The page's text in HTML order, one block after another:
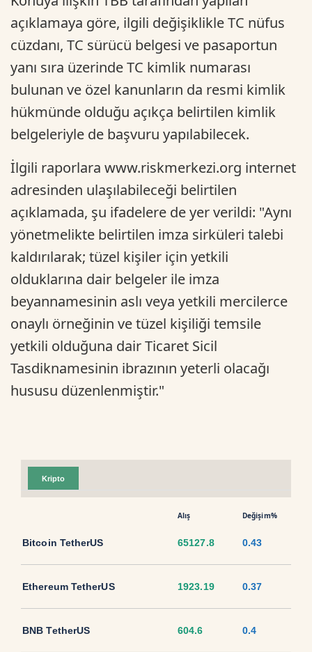
açıklamaya göre, ilgili değişiklikle TC nüfus
cüzdanı, TC sürücü belgesi ve pasaportun
yanı sıra üzerinde TC kimlik numarası
bulunan ve özel kanunların da resmi kimlik
hükmünde olduğu açıkça belirtilen kimlik
belgeleriyle de başvuru yapılabilecek.
İlgili raporlara www.riskmerkezi.org internet
adresinden ulaşılabileceği belirtilen
açıklamada, şu ifadelere de yer verildi: "Aynı
yönetmelikte belirtilen imza sirküleri talebi
kaldırılarak; tüzel kişiler için yetkili
olduklarına dair belgeler ile imza
beyannamesinin aslı veya yetkili mercilerce
onaylı örneğinin ve tüzel kişiliği temsile
yetkili olduğuna dair Ticaret Sicil
Tasdiknamesinin ibrazının yeterli olacağı
hususu düzenlenmiştir."
Kripto
Alış Değişim%
Bitcoin TetherUS 65127.8 0.43
Ethereum TetherUS 1923.19 0.37
BNB TetherUS 604.6 0.4